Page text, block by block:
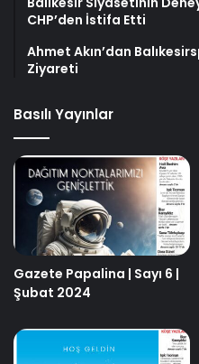
CHP’den İstifa Etti
Ahmet Akın’dan
Ziyareti
Basılı Yayınlar
Gazete Papalina | Sayı 6 |
Şubat 2024